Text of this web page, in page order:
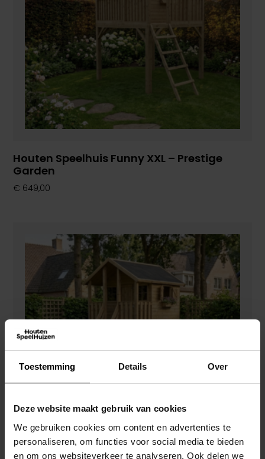
Toestemming Details Over
Deze website maakt gebruik van cookies
We gebruiken cookies om content en advertenties te
personaliseren, om functies voor social media te bieden
en om ons websiteverkeer te analyseren. Ook delen we
Houten Speelhuis Funny XXL – Prestige
Garden
€ 649,00